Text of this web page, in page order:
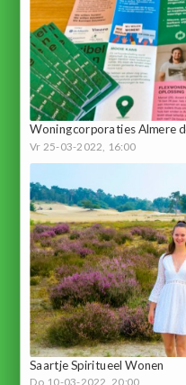
Woningcorporaties Almere
Vr 25-03-2022, 16:00
Saartje Spiritueel Wonen
Do 10-03-2022, 20:00